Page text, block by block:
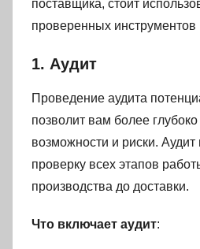
поставщика, стоит
проверенных инструментов
1. Аудит
Проведение аудита
позволит вам более глубоко
возможности и риски.
проверку всех этапов
производства до доставки.
Что включает аудит: